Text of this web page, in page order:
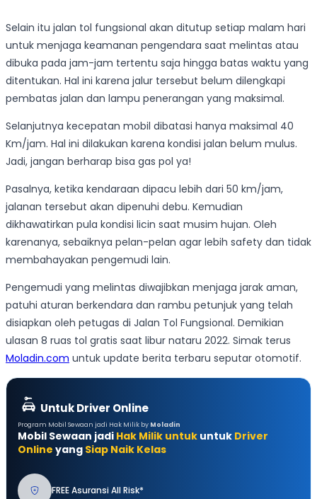
Selain itu jalan tol fungsional akan ditutup setiap malam hari
untuk menjaga keamanan pengendara saat melintas atau
dibuka pada jam-jam tertentu saja hingga batas waktu yang
ditentukan. Hal ini karena jalur tersebut belum dilengkapi
pembatas jalan dan lampu penerangan yang maksimal.
Selanjutnya kecepatan mobil dibatasi hanya maksimal 40
Km/jam. Hal ini dilakukan karena kondisi jalan belum mulus.
Jadi, jangan berharap bisa gas pol ya!
Pasalnya, ketika kendaraan dipacu lebih dari 50 km/jam,
jalanan tersebut akan dipenuhi debu. Kemudian
dikhawatirkan pula kondisi licin saat musim hujan. Oleh
karenanya, sebaiknya pelan-pelan agar lebih safety dan tidak
membahayakan pengemudi lain.
Pengemudi yang melintas diwajibkan menjaga jarak aman,
patuhi aturan berkendara dan rambu petunjuk yang telah
disiapkan oleh petugas di Jalan Tol Fungsional. Demikian
ulasan 8 ruas tol gratis saat libur nataru 2022. Simak terus
Moladin.com untuk update berita terbaru seputar otomotif.
Untuk Driver Online
Program Mobil Sewaan jadi Hak Milik by Moladin
Mobil Sewaan jadi Hak Milik untuk untuk Driver
Online yang Siap Naik Kelas
FREE Asuransi All Risk*